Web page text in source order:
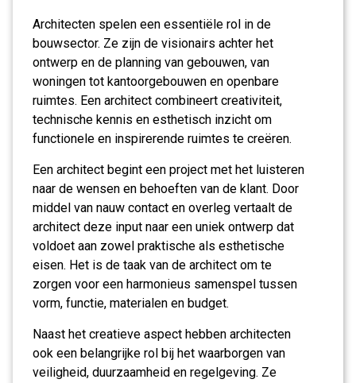
Architecten spelen een essentiële rol in de
bouwsector. Ze zijn de visionairs achter het
ontwerp en de planning van gebouwen, van
woningen tot kantoorgebouwen en openbare
ruimtes. Een architect combineert creativiteit,
technische kennis en esthetisch inzicht om
functionele en inspirerende ruimtes te creëren.
Een architect begint een project met het luisteren
naar de wensen en behoeften van de klant. Door
middel van nauw contact en overleg vertaalt de
architect deze input naar een uniek ontwerp dat
voldoet aan zowel praktische als esthetische
eisen. Het is de taak van de architect om te
zorgen voor een harmonieus samenspel tussen
vorm, functie, materialen en budget.
Naast het creatieve aspect hebben architecten
ook een belangrijke rol bij het waarborgen van
veiligheid, duurzaamheid en regelgeving. Ze